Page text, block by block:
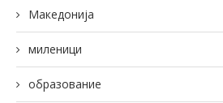
Македонија
миленици
образование